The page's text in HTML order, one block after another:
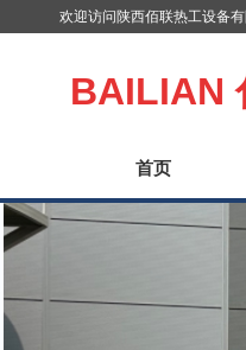
欢迎访问陕西佰联热工设备
BAILIAN
首页